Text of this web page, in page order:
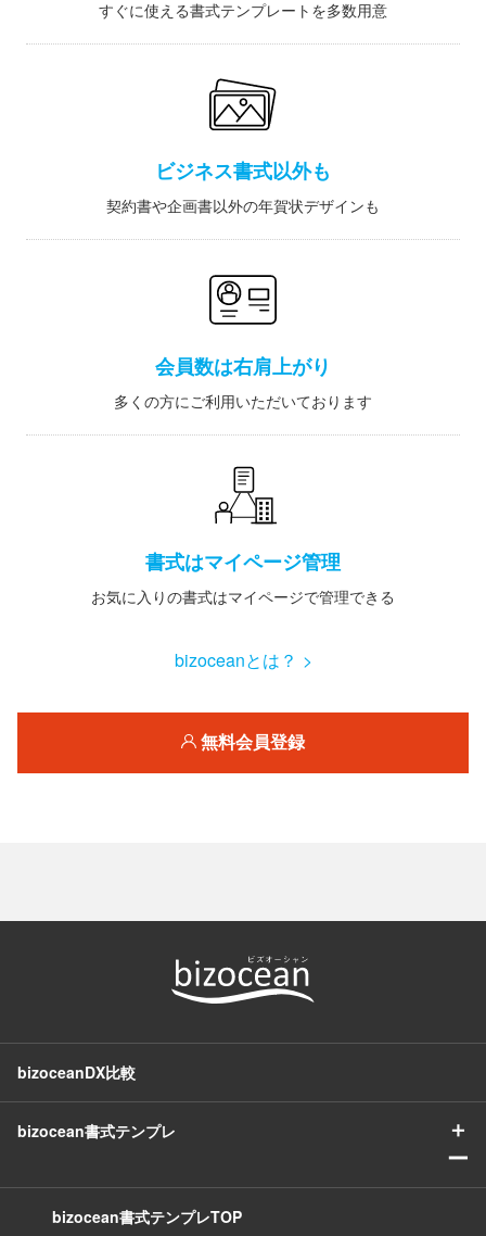
すぐに使える書式テンプレートを多数用意
ビジネス書式以外も
契約書や企画書以外の年賀状デザインも
会員数は右肩上がり
多くの方にご利用いただいております
書式はマイページ管理
お気に入りの書式はマイページで管理できる
bizoceanとは？ >
無料会員登録
bizoceanDX比較
bizocean書式テンプレ
＋
ー
bizocean書式テンプレTOP